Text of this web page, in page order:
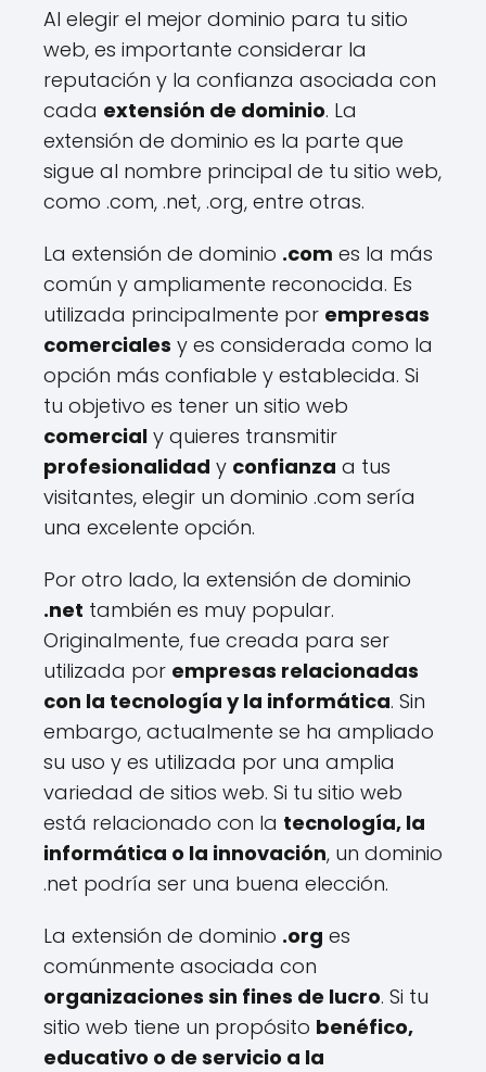
Al elegir el mejor dominio para tu sitio
web, es importante considerar la
reputación y la confianza asociada con
cada extensión de dominio. La
extensión de dominio es la parte que
sigue al nombre principal de tu sitio web,
como .com, .net, .org, entre otras.
La extensión de dominio .com es la más
común y ampliamente reconocida. Es
utilizada principalmente por empresas
comerciales y es considerada como la
opción más confiable y establecida. Si
tu objetivo es tener un sitio web
comercial y quieres transmitir
profesionalidad y confianza a tus
visitantes, elegir un dominio .com sería
una excelente opción.
Por otro lado, la extensión de dominio
.net también es muy popular.
Originalmente, fue creada para ser
utilizada por empresas relacionadas
con la tecnología y la informática. Sin
embargo, actualmente se ha ampliado
su uso y es utilizada por una amplia
variedad de sitios web. Si tu sitio web
está relacionado con la tecnología, la
informática o la innovación, un dominio
.net podría ser una buena elección.
La extensión de dominio .org es
comúnmente asociada con
organizaciones sin fines de lucro. Si tu
sitio web tiene un propósito benéfico,
educativo o de servicio a la